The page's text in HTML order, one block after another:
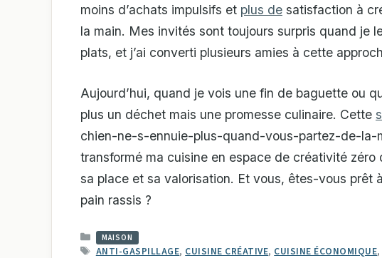
moins d’achats impulsifs et plus de satisfaction à
la main. Mes invités sont toujours surpris quand je
plats, et j’ai converti plusieurs amies à cette
Aujourd’hui, quand je vois une fin de baguette ou
plus un déchet mais une promesse culinaire. Cette
chien-ne-s-ennuie-plus-quand-vous-partez-de-la-
transformé ma cuisine en espace de créativité
sa place et sa valorisation. Et vous, êtes-vous prêt
pain rassis ?
CATÉGORIES
MAISON
ÉTIQUETTES
ANTI-GASPILLAGE, CUISINE CRÉATIVE, CUISINE ÉCONOMIQUE,